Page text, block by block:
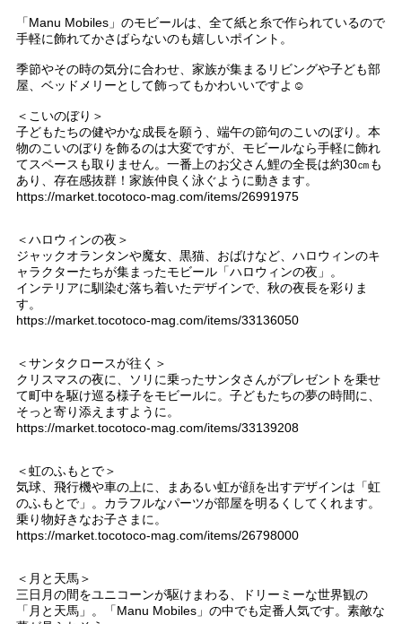
「Manu Mobiles」のモビールは、全て紙と糸で作られているので
手軽に飾れてかさばらないのも嬉しいポイント。
季節やその時の気分に合わせ、家族が集まるリビングや子ども部
屋、ベッドメリーとして飾ってもかわいいですよ☺︎
＜こいのぼり＞
子どもたちの健やかな成長を願う、端午の節句のこいのぼり。本
物のこいのぼりを飾るのは大変ですが、モビールなら手軽に飾れ
てスペースも取りません。一番上のお父さん鯉の全長は約30㎝も
あり、存在感抜群！家族仲良く泳ぐように動きます。
https://market.tocotoco-mag.com/items/26991975
＜ハロウィンの夜＞
ジャックオランタンや魔女、黒猫、おばけなど、ハロウィンのキ
ャラクターたちが集まったモビール「ハロウィンの夜」。
インテリアに馴染む落ち着いたデザインで、秋の夜長を彩りま
す。
https://market.tocotoco-mag.com/items/33136050
＜サンタクロースが往く＞
クリスマスの夜に、ソリに乗ったサンタさんがプレゼントを乗せ
て町中を駆け巡る様子をモビールに。子どもたちの夢の時間に、
そっと寄り添えますように。
https://market.tocotoco-mag.com/items/33139208
＜虹のふもとで＞
気球、飛行機や車の上に、まあるい虹が顔を出すデザインは「虹
のふもとで」。カラフルなパーツが部屋を明るくしてくれます。
乗り物好きなお子さまに。
https://market.tocotoco-mag.com/items/26798000
＜月と天馬＞
三日月の間をユニコーンが駆けまわる、ドリーミーな世界観の
「月と天馬」。「Manu Mobiles」の中でも定番人気です。素敵な